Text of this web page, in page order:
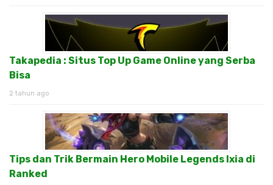
Takapedia : Situs Top Up Game Online yang Serba
Bisa
2 tahun ago
Tips dan Trik Bermain Hero Mobile Legends Ixia di
Ranked